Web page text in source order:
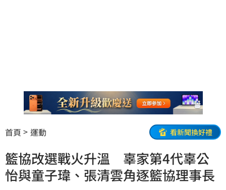
首頁 運動 看新聞換好禮
籃協改選戰火升溫 辜家第4代辜公
怡與童子瑋、張清雲角逐籃協理事長